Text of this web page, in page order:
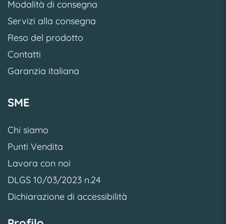
Modalità di consegna
Servizi alla consegna
Reso del prodotto
Contatti
Garanzia italiana
SME
Chi siamo
Punti Vendita
Lavora con noi
DLGS 10/03/2023 n.24
Dichiarazione di accessibilità